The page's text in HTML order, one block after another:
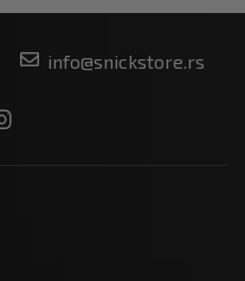
info@snickstore.rs